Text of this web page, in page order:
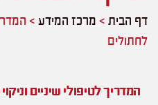
דף הבית > מרכז המידע >
לחתולים
המדריך לטיפולי שיניים